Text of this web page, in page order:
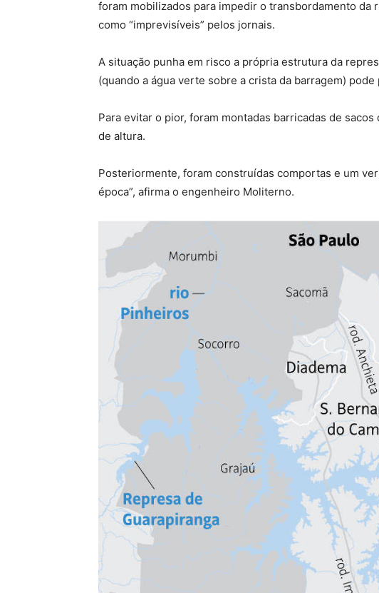
foram mobilizados para impedir o transbordamento da
como “imprevisíveis” pelos jornais.
A situação punha em risco a própria estrutura da
(quando a água verte sobre a crista da barragem)
Para evitar o pior, foram montadas barricadas de
de altura.
Posteriormente, foram construídas comportas e um
época”, afirma o engenheiro Moliterno.